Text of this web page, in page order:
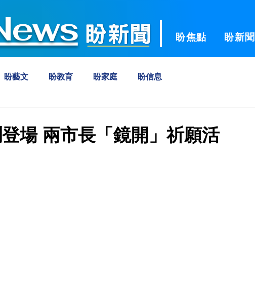
盼焦點 盼新聞
盼藝文 盼教育 盼家庭 盼信息
場 兩市長「鏡開」祈願活